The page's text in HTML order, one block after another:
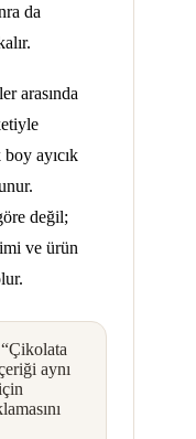
da
arasında
ayıcık
değil;
ve ürün
aynı